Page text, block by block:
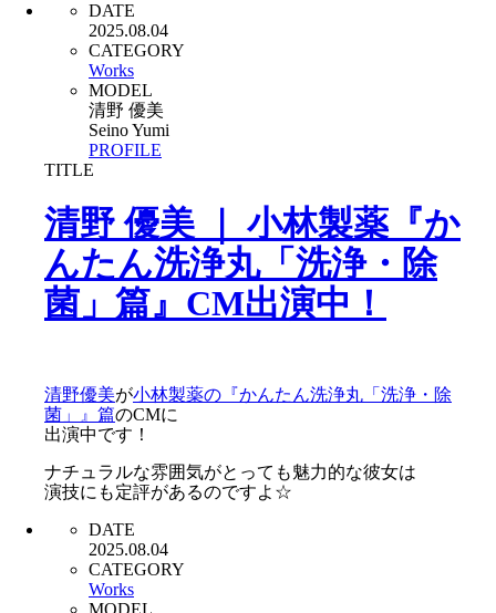
DATE
2025.08.04
CATEGORY
Works
MODEL
清野 優美
Seino Yumi
PROFILE
TITLE
清野 優美 ｜ 小林製薬『か
んたん洗浄丸「洗浄・除
菌」篇』CM出演中！
清野優美が小林製薬の『かんたん洗浄丸「洗浄・除
菌」』篇のCMに
出演中です！
ナチュラルな雰囲気がとっても魅力的な彼女は
演技にも定評があるのですよ☆
DATE
2025.08.04
CATEGORY
Works
MODEL